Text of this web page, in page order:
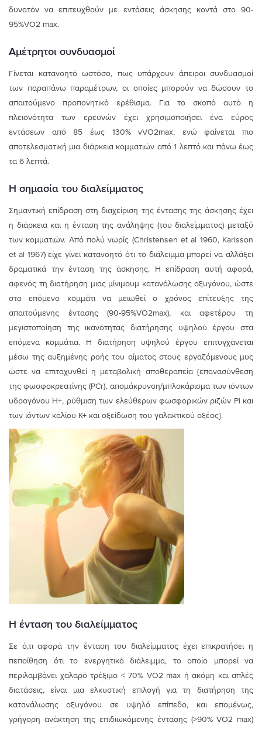
δυνατόν να επιτευχθούν με εντάσεις άσκησης κοντά στο 90-
95%VO2 max.
Αμέτρητοι συνδυασμοί
Γίνεται κατανοητό ωστόσο, πως υπάρχουν άπειροι συνδυασμοί
των παραπάνω παραμέτρων, οι οποίες μπορούν να δώσουν το
απαιτούμενο προπονητικό ερέθισμα. Για το σκοπό αυτό η
πλειονότητα των ερευνών έχει χρησιμοποιήσει ένα εύρος
εντάσεων από 85 έως 130% vVO2max, ενώ φαίνεται πιο
αποτελεσματική μια διάρκεια κομματιών από 1 λεπτό και πάνω έως
τα 6 λεπτά.
Η σημασία του διαλείμματος
Σημαντική επίδραση στη διαχείριση της έντασης της άσκησης έχει
η διάρκεια και η ένταση της ανάληψης (του διαλείμματος) μεταξύ
των κομματιών. Από πολύ νωρίς (Christensen et al 1960, Karlsson
et al 1967) είχε γίνει κατανοητό ότι το διάλειμμα μπορεί να αλλάξει
δραματικά την ένταση της άσκησης. Η επίδραση αυτή αφορά,
αφενός τη διατήρηση μιας μίνιμουμ κατανάλωσης οξυγόνου, ώστε
στο επόμενο κομμάτι να μειωθεί ο χρόνος επίτευξης της
απαιτούμενης έντασης (90-95%VO2max), και αφετέρου τη
μεγιστοποίηση της ικανότητας διατήρησης υψηλού έργου στα
επόμενα κομμάτια. Η διατήρηση υψηλού έργου επιτυγχάνεται
μέσω της αυξημένης ροής του αίματος στους εργαζόμενους μυς
ώστε να επιταχυνθεί η μεταβολική αποθεραπεία {επανασύνθεση
της φωσφοκρεατίνης (PCr), απομάκρυνση/μπλοκάρισμα των ιόντων
υδρογόνου H+, ρύθμιση των ελεύθερων φωσφορικών ριζών Pi και
των ιόντων καλίου Κ+ και οξείδωση του γαλακτικού οξέος}.
Η ένταση του διαλείμματος
Σε ό,τι αφορά την ένταση του διαλείμματος έχει επικρατήσει η
πεποίθηση ότι το ενεργητικό διάλειμμα, το οποίο μπορεί να
περιλαμβάνει χαλαρό τρέξιμο < 70% VO2 max ή ακόμη και απλές
διατάσεις, είναι μια ελκυστική επιλογή για τη διατήρηση της
κατανάλωσης οξυγόνου σε υψηλό επίπεδο, και επομένως,
γρήγορη ανάκτηση της επιδιωκόμενης έντασης (>90% VO2 max)